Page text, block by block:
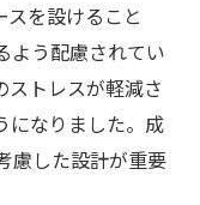
を設けること
よう配慮されてい
ストレスが軽減さ
になりました。成
慮した設計が重要